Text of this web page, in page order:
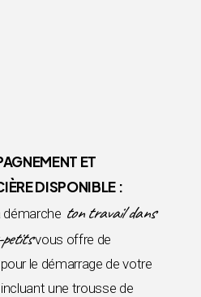
ET
DISPONIBLE :
démarche ton travail dans
vous offre de
le démarrage de votre
une trousse de